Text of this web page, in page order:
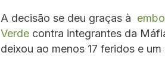
A decisão se deu graças à
Verde contra integrantes da
deixou ao menos 17 feridos e